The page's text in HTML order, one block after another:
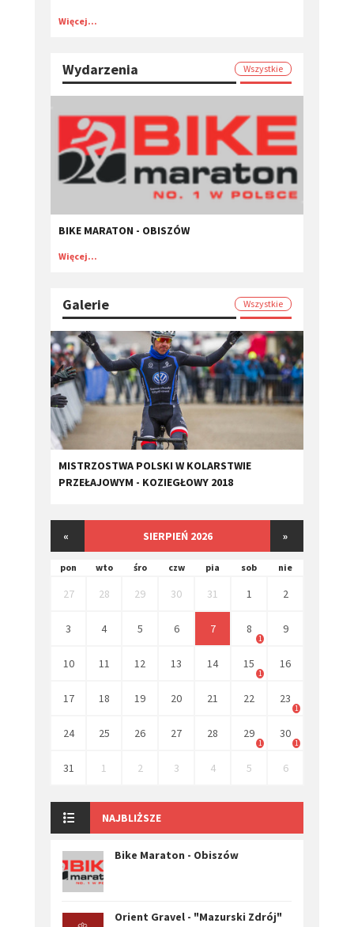
Więcej...
Wydarzenia Wszystkie
BIKE MARATON - OBISZÓW
Więcej...
Galerie Wszystkie
MISTRZOSTWA POLSKI W KOLARSTWIE
PRZEŁAJOWYM - KOZIEGŁOWY 2018
« SIERPIEŃ 2026 »
pon wto śro czw pia sob nie
27 28 29 30 31 1 2
3 4 5 6 7 8
1
9
10 11 12 13 14 15
1
16
17 18 19 20 21 22 23
1
24 25 26 27 28 29
1
30
1
31 1 2 3 4 5 6
NAJBLIŻSZE
Bike Maraton - Obiszów
Orient Gravel - "Mazurski Zdrój"